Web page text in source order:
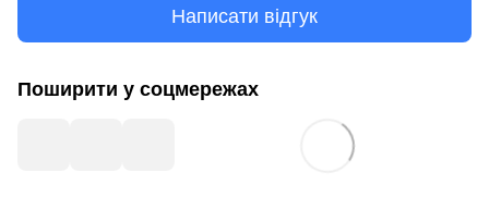
Написати відгук
Поширити у соцмережах